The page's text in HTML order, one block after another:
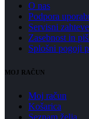
O nas
Podpora
Servisni
Zasebnost in
Splošni pogoji
MOJ RAČUN
Moj račun
Košarica
Seznam želja